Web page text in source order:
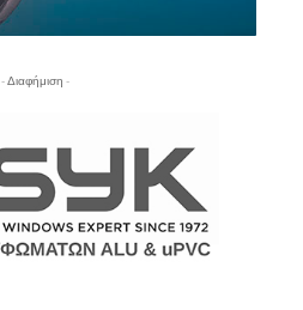
- Διαφήμιση -